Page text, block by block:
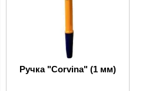
Ручка "Corvina" (1 мм)